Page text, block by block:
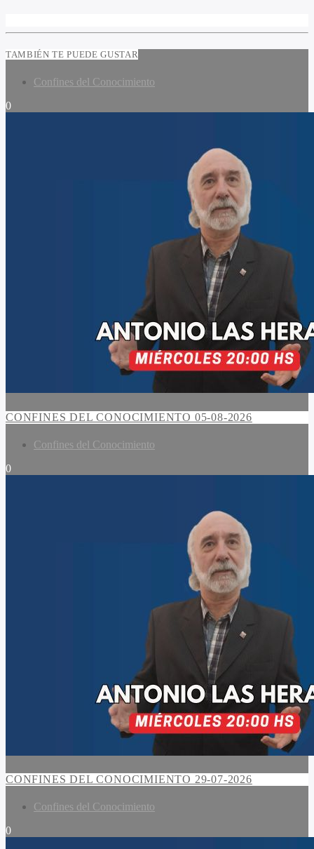
TAMBIÉN TE PUEDE GUSTAR
Confines del Conocimiento
0
CONFINES DEL CONOCIMIENTO 05-08-2026
Confines del Conocimiento
0
CONFINES DEL CONOCIMIENTO 29-07-2026
Confines del Conocimiento
0